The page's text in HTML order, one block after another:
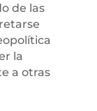
de las
la
a otras